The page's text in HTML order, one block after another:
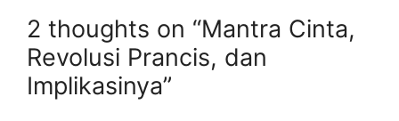
2 thoughts on “Mantra Cinta,
Revolusi Prancis, dan
Implikasinya”